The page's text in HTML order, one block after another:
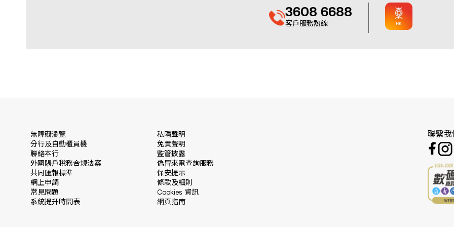
3608 6688
客戶服務熱線
無障礙瀏覽
分行及自動櫃員機
聯絡本行
外國賬戶稅務合規法案
共同匯報標準
網上申請
常見問題
系統提升時間表
私隱聲明
免責聲明
監管披露
偽冒來電查詢服務
保安提示
條款及細則
Cookies 資訊
網頁指南
聯繫我